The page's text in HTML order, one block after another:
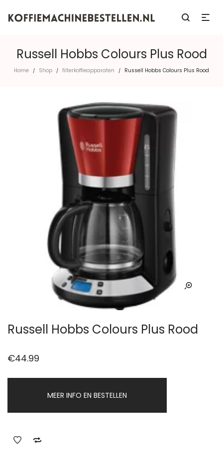
Russell Hobbs Colours Plus Rood
Home / Shop / filterkoffieapparaten / Russell Hobbs Colours Plus Rood
Russell Hobbs Colours Plus Rood
€44.99
MEER INFO EN BESTELLEN